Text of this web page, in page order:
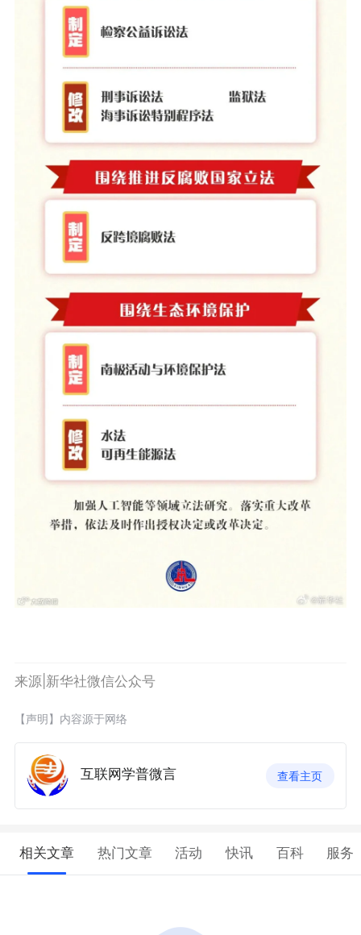
来源|新华社微信公众号
【声明】内容源于网络
互联网学普微言 查看主页
相关文章 热门文章 活动 快讯 百科 服务